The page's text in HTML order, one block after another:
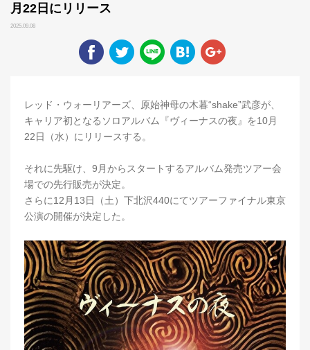
月22日にリリース
2025.09.08
レッド・ウォーリアーズ、原始神母の木暮“shake”武彦が、
キャリア初となるソロアルバム『ヴィーナスの夜』を10月
22日（水）にリリースする。
それに先駆け、9月からスタートするアルバム発売ツアー会
場での先行販売が決定。
さらに12月13日（土）下北沢440にてツアーファイナル東京
公演の開催が決定した。